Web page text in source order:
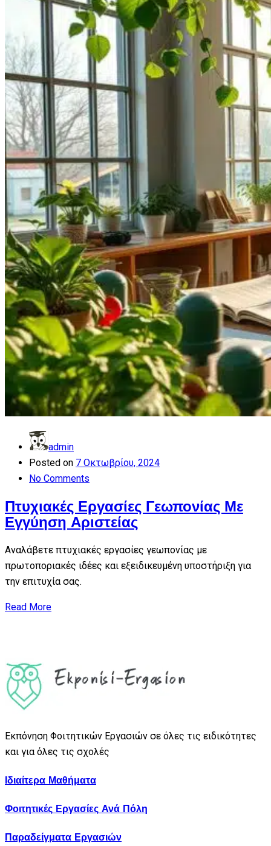
admin
Posted on 7 Οκτωβρίου, 2024
No Comments
Πτυχιακές Εργασίες Γεωπονίας Με
Εγγύηση Αριστείας
Αναλάβετε πτυχιακές εργασίες γεωπονίας με
πρωτοποριακές ιδέες και εξειδικευμένη υποστήριξη για
την επιτυχία σας.
Read More
Εκπόνηση Φοιτητικών Εργασιών σε όλες τις ειδικότητες
και για όλες τις σχολές
Ιδιαίτερα Μαθήματα
Φοιτητικές Εργασίες Ανά Πόλη
Παραδείγματα Εργασιών